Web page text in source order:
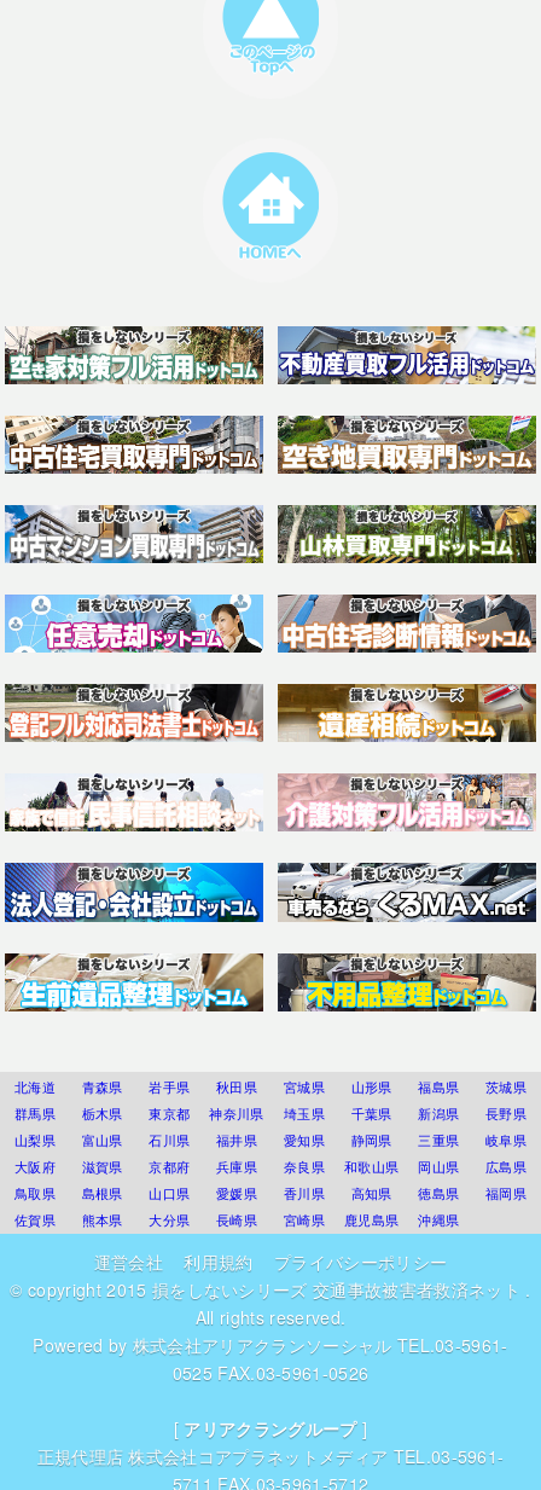
北海道 青森県 岩手県 秋田県 宮城県 山形県 福島県
茨城県
群馬県
栃木県 東京都 神奈川県 埼玉県 千葉県 新潟県
長野県
山梨県
富山県 石川県 福井県 愛知県 静岡県 三重県
岐阜県
大阪府
滋賀県 京都府 兵庫県 奈良県 和歌山県 岡山県
広島県
鳥取県
島根県 山口県 愛媛県 香川県 高知県 徳島県
福岡県
佐賀県
熊本県 大分県 長崎県 宮崎県 鹿児島県 沖縄県
運営会社 利用規約
プライバシーポリシー
© copyright 2015 損をしないシリーズ 交通事故被害者救済ネット .
All rights reserved.
Powered by 株式会社アリアクランソーシャル TEL.03-5961-
0525 FAX.03-5961-0526
[ アリアクラングループ]
正規代理店株式会社コアプラネットメディア TEL.03-5961-
5711 FAX.03-5961-5712